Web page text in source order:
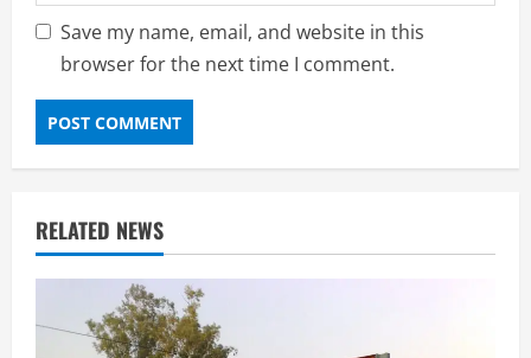
Save my name, email, and website in this
browser for the next time I comment.
RELATED NEWS